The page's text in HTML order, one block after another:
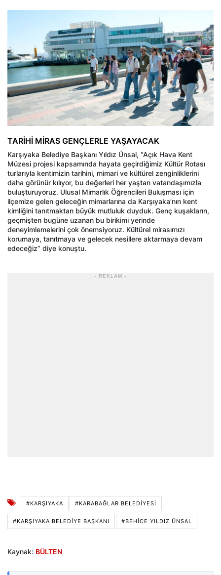
TARİHİ MİRAS GENÇLERLE YAŞAYACAK
Karşıyaka Belediye Başkanı Yıldız Ünsal, “Açık Hava Kent
Müzesi projesi kapsamında hayata geçirdiğimiz Kültür Rotası
turlarıyla kentimizin tarihini, mimari ve kültürel zenginliklerini
daha görünür kılıyor, bu değerleri her yaştan vatandaşımızla
buluşturuyoruz. Ulusal Mimarlık Öğrencileri Buluşması için
ilçemize gelen geleceğin mimarlarına da Karşıyaka’nın kent
kimliğini tanıtmaktan büyük mutluluk duyduk. Genç kuşakların,
geçmişten bugüne uzanan bu birikimi yerinde
deneyimlemelerini çok önemsiyoruz. Kültürel mirasımızı
korumaya, tanıtmaya ve gelecek nesillere aktarmaya devam
edeceğiz” diye konuştu.
- REKLAM -
#KARŞIYAKA #KARABAĞLAR BELEDIYESI
#KARŞIYAKA BELEDIYE BAŞKANI #BEHICE YILDIZ ÜNSAL
Kaynak: BÜLTEN